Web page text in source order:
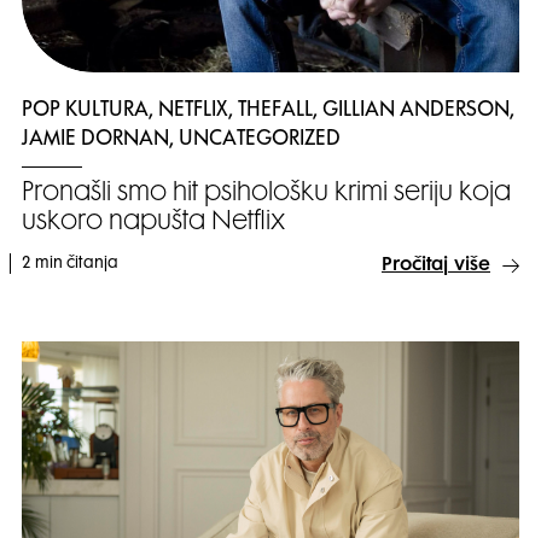
POP KULTURA, NETFLIX, THEFALL, GILLIAN ANDERSON,
JAMIE DORNAN, UNCATEGORIZED
Pronašli smo hit psihološku krimi seriju koja
uskoro napušta Netflix
2 min čitanja Pročitaj više